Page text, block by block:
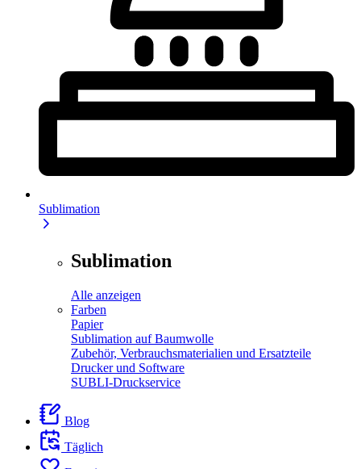
Sublimation
Sublimation
Alle anzeigen
Farben
Papier
Sublimation auf Baumwolle
Zubehör, Verbrauchsmaterialien und Ersatzteile
Drucker und Software
SUBLI-Druckservice
Blog
Täglich